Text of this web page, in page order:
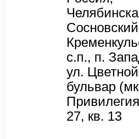
с.п., п.
ул. Цветной
бульвар
27, кв. 13